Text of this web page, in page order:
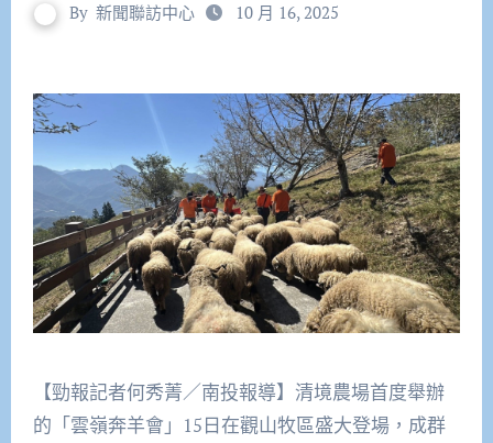
By 新聞聯訪中心 10 月 16, 2025
【勁報記者何秀菁／南投報導】清境農場首度舉辦
的「雲嶺奔羊會」15日在觀山牧區盛大登場，成群